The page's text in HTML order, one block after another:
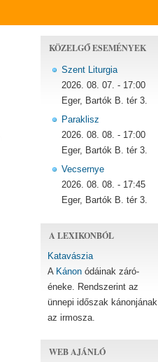
KÖZELGŐ ESEMÉNYEK
Szent Liturgia
2026. 08. 07. - 17:00
Eger, Bartók B. tér 3.
Paraklisz
2026. 08. 08. - 17:00
Eger, Bartók B. tér 3.
Vecsernye
2026. 08. 08. - 17:45
Eger, Bartók B. tér 3.
A LEXIKONBÓL
Katavászia
A Kánon ódáinak záró-
éneke. Rendszerint az
ünnepi időszak kánonjának
az irmosza.
WEB AJÁNLÓ